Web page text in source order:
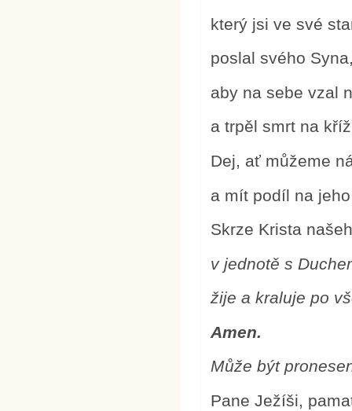
který jsi ve své
poslal svého
aby na sebe vzal
a trpěl smrt na
Dej, ať můžeme
a mít podíl na
Skrze Krista
v jednotě s
žije a kraluje po
Amen.
Může být
Pane Ježíši,